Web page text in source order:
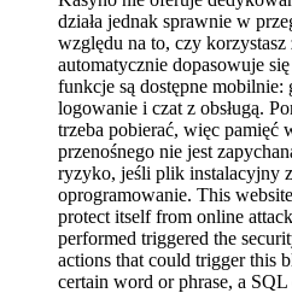
działa jednak sprawnie w
względu na to, czy
automatycznie dopasowuje
funkcje są dostępne mobilnie:
logowanie i czat z obsługą.
trzeba pobierać, więc pamięć
przenośnego nie jest
ryzyko, jeśli plik instalacyjny
oprogramowanie. This
protect itself from online
performed triggered the
actions that could trigger this
certain word or phrase, a